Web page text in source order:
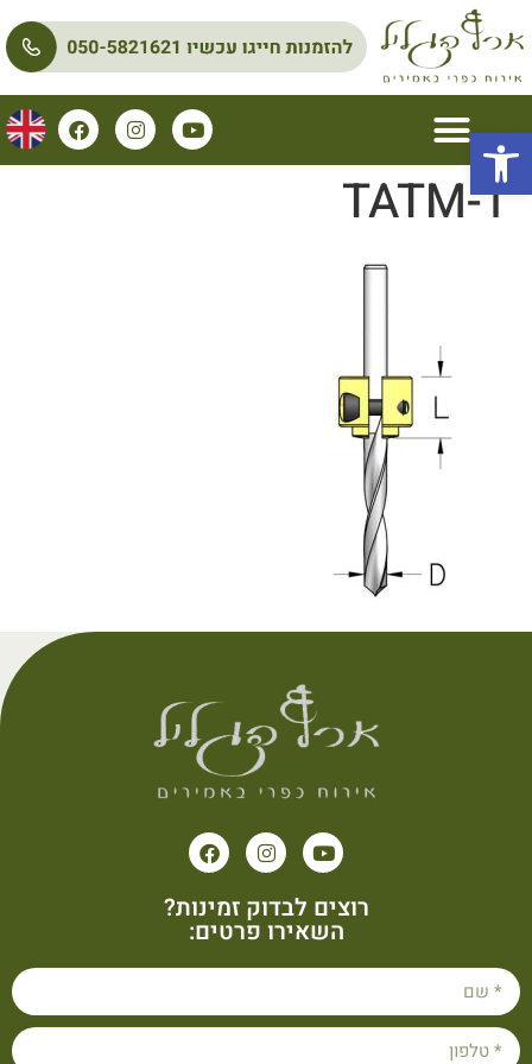
פתח סרגל נגישות
TATM-1
רוצים לבדוק זמינות?
השאירו פרטים: